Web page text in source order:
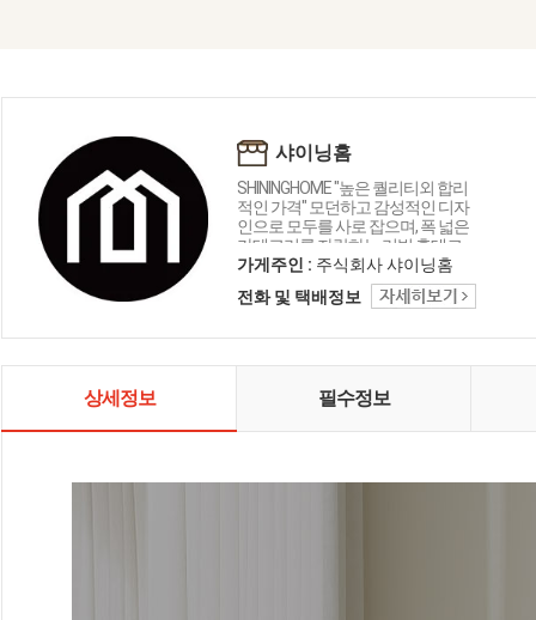
샤이닝홈
SHININGHOME "높은 퀄리티외 합리
적인 가격" 모던하고 감성적인 디자
인으로 모두를 사로 잡으며, 폭 넓은
카테고리를 자랑하는 리빙 홈데코
인테리어 샤이닝홈입니다.
가게주인 : 주식회사 샤이닝홈
전화 및 택배정보
상세정보 필수정보